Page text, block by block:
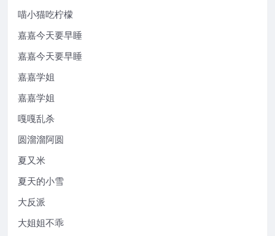
喵小猫吃柠檬
嘉嘉今天要早睡
嘉嘉今天要早睡
嘉嘉学姐
嘉嘉学姐
嘎嘎乱杀
圆溜溜阿圆
夏又米
夏天的小雪
大反派
大姐姐不乖